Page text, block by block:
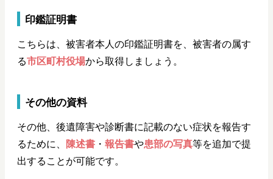
印鑑証明書
こちらは、被害者本人の印鑑証明書を、被害者の属す
る市区町村役場から取得しましょう。
その他の資料
その他、後遺障害や診断書に記載のない症状を報告す
るために、
陳述書 ・ 報告書や患部の写真等を追加で提
出することが可能です。